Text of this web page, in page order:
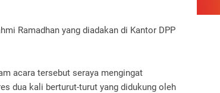
Ramadhan yang diadakan di Kantor DPP
acara tersebut seraya mengingat
dua kali berturut-turut yang didukung oleh